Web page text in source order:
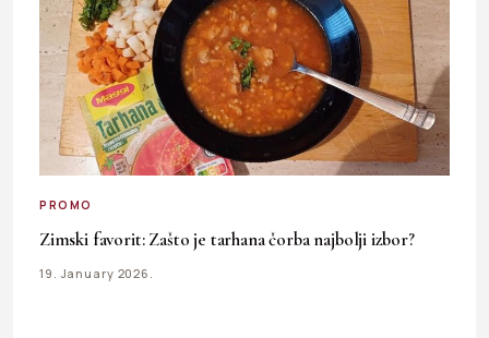
PROMO
Zimski favorit: Zašto je tarhana čorba najbolji izbor?
19. January 2026.